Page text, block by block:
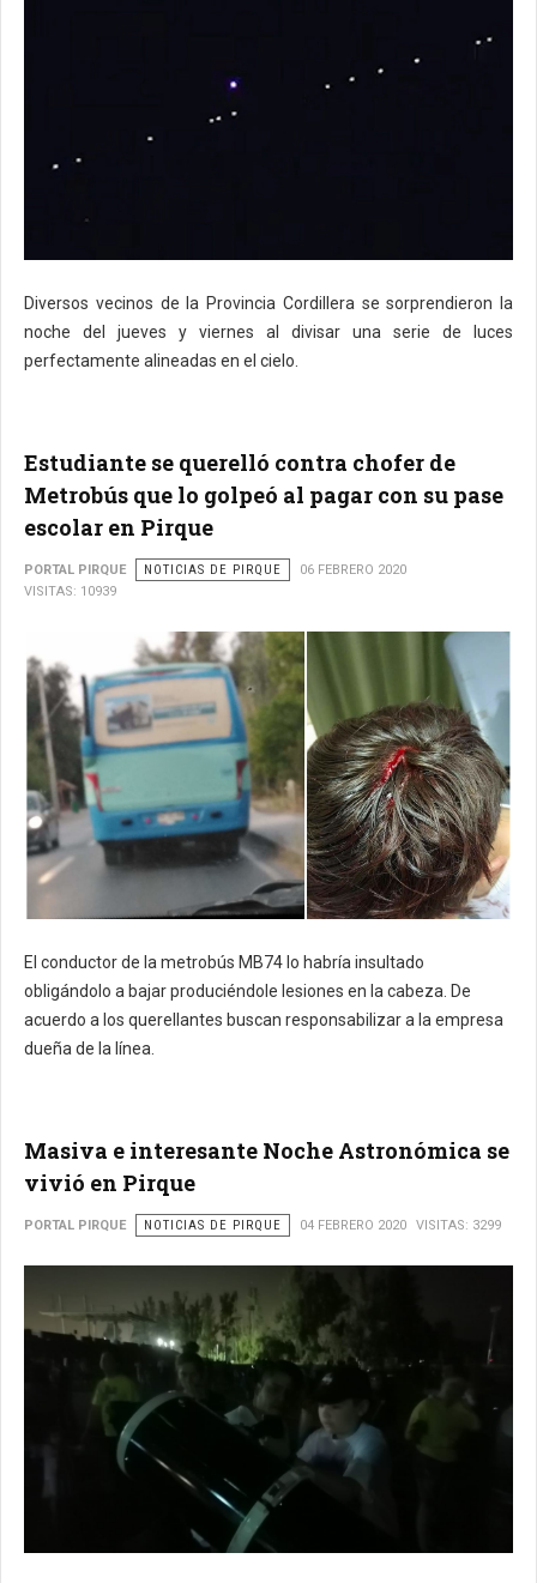
Diversos vecinos de la Provincia Cordillera se sorprendieron la
noche del jueves y viernes al divisar una serie de luces
perfectamente alineadas en el cielo.
Estudiante se querelló contra chofer de
Metrobús que lo golpeó al pagar con su pase
escolar en Pirque
PORTAL PIRQUE NOTICIAS DE PIRQUE
06 FEBRERO 2020
VISITAS: 10939
El conductor de la metrobús MB74 lo habría insultado
obligándolo a bajar produciéndole lesiones en la cabeza. De
acuerdo a los querellantes buscan responsabilizar a la empresa
dueña de la línea.
Masiva e interesante Noche Astronómica se
vivió en Pirque
PORTAL PIRQUE NOTICIAS DE PIRQUE 04 FEBRERO 2020 VISITAS: 3299